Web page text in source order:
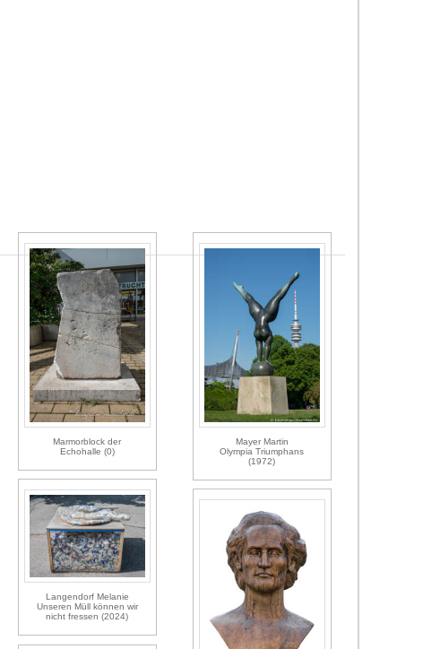
Marmorblock der
Echohalle (0)
Mayer Martin
Olympia Triumphans
(1972)
Langendorf Melanie
Unseren Müll können wir
nicht fressen (2024)